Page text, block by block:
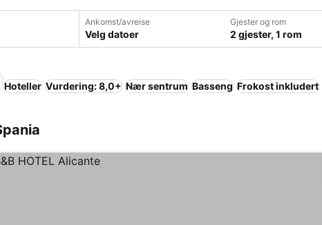
Ankomst/avreise
Velg datoer
Gjester og rom
2 gjester, 1 rom
Hoteller Vurdering: 8,0+ Nær sentrum Basseng Frokost inkludert